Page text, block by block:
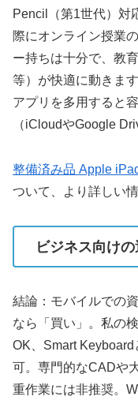
Pencil（第1世代）対
際にオンライン授業
ー持ちは十分で、教
等）が快適に動きま
アプリを多用すると
（iCloudやGoogle
整備済み品 Apple
ついて、より詳しい
ビジネス向け
結論：モバイルでの
なら「買い」。私の
OK、Smart
可。専門的なCADや
重作業には非推奨。